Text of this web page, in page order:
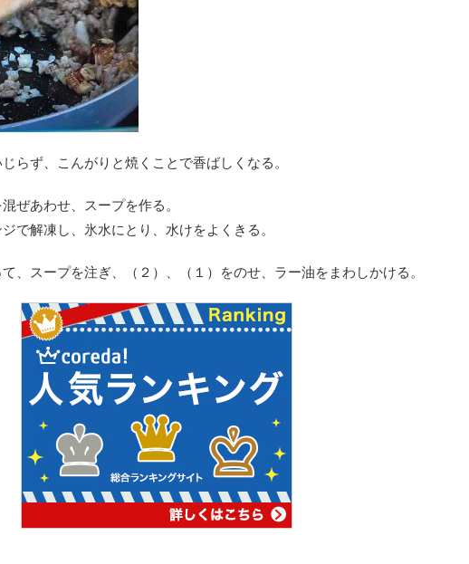
らず、こんがりと焼くことで香ばしくなる。
ぜあわせ、スープを作る。
で解凍し、氷水にとり、水けをよくきる。
、スープを注ぎ、（２）、（１）をのせ、ラー油をまわしかける。